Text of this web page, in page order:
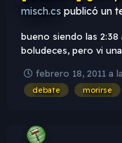
misch.cs publicó un
bueno siendo las 2:38
boludeces, pero vi
informacion en
un post de taringa
febrero 18, 2011 a
debate morirse